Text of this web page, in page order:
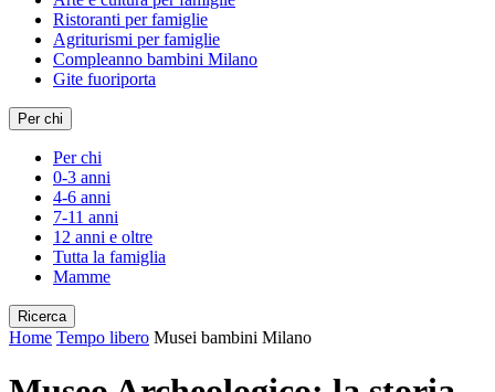
Ristoranti per famiglie
Agriturismi per famiglie
Compleanno bambini Milano
Gite fuoriporta
Per chi
Per chi
0-3 anni
4-6 anni
7-11 anni
12 anni e oltre
Tutta la famiglia
Mamme
Ricerca
Home Tempo libero Musei bambini Milano